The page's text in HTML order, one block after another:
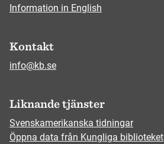
Information in English
Kontakt
info@kb.se
Liknande tjänster
Svenskamerikanska tidningar
Öppna data från Kungliga biblioteket